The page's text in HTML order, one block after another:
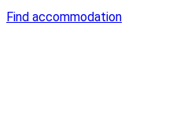
Find accommodation